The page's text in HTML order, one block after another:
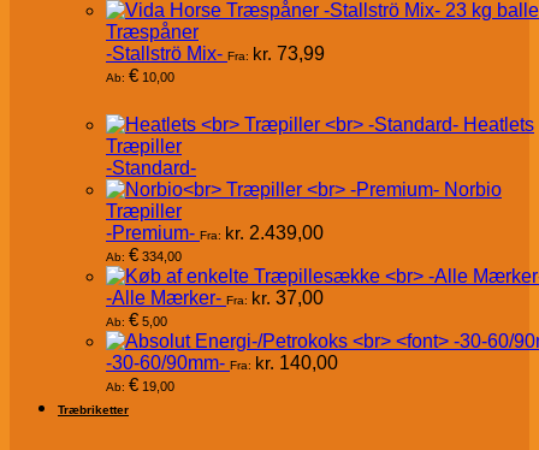
Træspåner
-Stallströ Mix- Fra: kr. 73,99
Ab: € 10,00
Heatlets
Træpiller
-Standard-
Norbio
Træpiller
-Premium- Fra: kr. 2.439,00
Ab: € 334,00
-Alle Mærker- Fra: kr. 37,00
Ab: € 5,00
-30-60/90mm- Fra: kr. 140,00
Ab: € 19,00
Træbriketter